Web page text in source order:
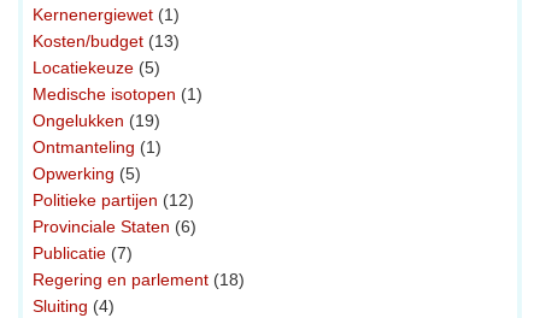
Kernenergiewet (1)
Kosten/budget (13)
Locatiekeuze (5)
Medische isotopen (1)
Ongelukken (19)
Ontmanteling (1)
Opwerking (5)
Politieke partijen (12)
Provinciale Staten (6)
Publicatie (7)
Regering en parlement (18)
Sluiting (4)